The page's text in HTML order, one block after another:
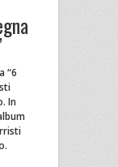
“6
In